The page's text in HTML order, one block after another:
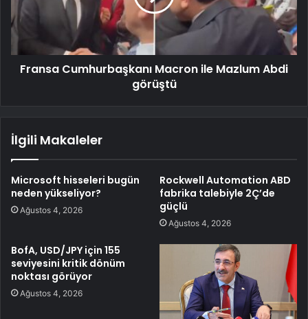
Fransa Cumhurbaşkanı Macron ile Mazlum Abdi
görüştü
İlgili Makaleler
Microsoft hisseleri bugün
neden yükseliyor?
Ağustos 4, 2026
Rockwell Automation ABD
fabrika talebiyle 2Ç’de
güçlü
Ağustos 4, 2026
BofA, USD/JPY için 155
seviyesini kritik dönüm
noktası görüyor
Ağustos 4, 2026